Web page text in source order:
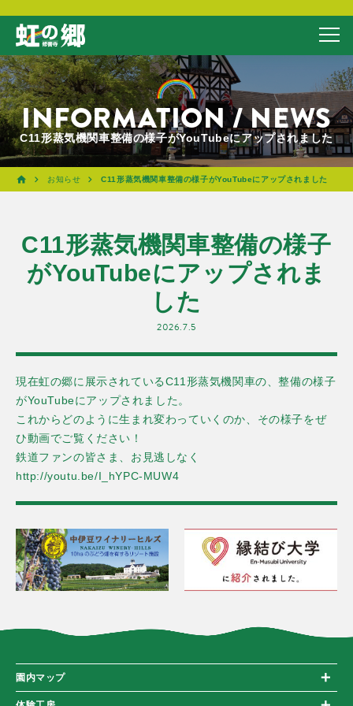
INFORMATION / NEWS
C11形蒸気機関車整備の様子がYouTubeにアップされました
お知らせ C11形蒸気機関車整備の様子がYouTubeにアップされました
C11形蒸気機関車整備の様子
がYouTubeにアップされま
した
2026.7.5
現在虹の郷に展示されているC11形蒸気機関車の、整備の様子
がYouTubeにアップされました。
これからどのように生まれ変わっていくのか、その様子をぜ
ひ動画でご覧ください！
鉄道ファンの皆さま、お見逃しなく
http://youtu.be/I_hYPC-MUW4
園内マップ